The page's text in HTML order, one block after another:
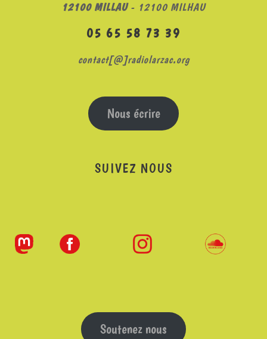
12100 MILLAU- 12100 MILHAU
05 65 58 73 39
contact[@]radiolarzac.org
Nous écrire
SUIVEZ NOUS
Soutenez nous